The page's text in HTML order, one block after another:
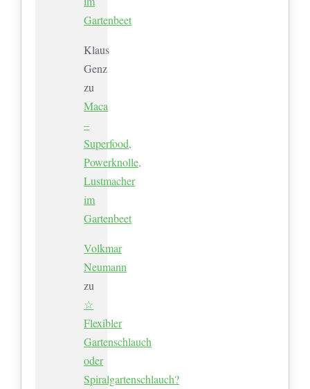
Gartenbeet
Klaus
Genz
zu
Maca
–
Superfood,
Powerknolle,
Lustmacher
im
Gartenbeet
Volkmar
Neumann
zu
☆
Flexibler
Gartenschlauch
oder
Spiralgartenschlauch?